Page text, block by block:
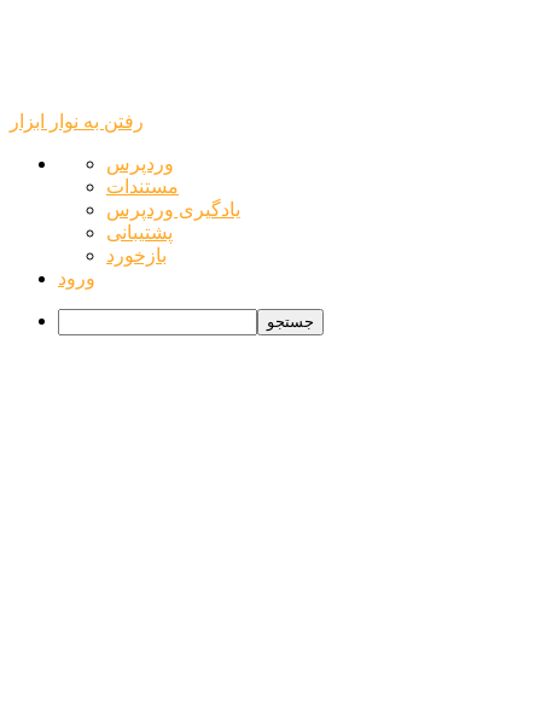
رفتن به نوار ابزار
درباره
وردپرس
وردپرس
مستندات
یادگیری وردپرس
پشتیبانی
بازخورد
ورود
جستجو